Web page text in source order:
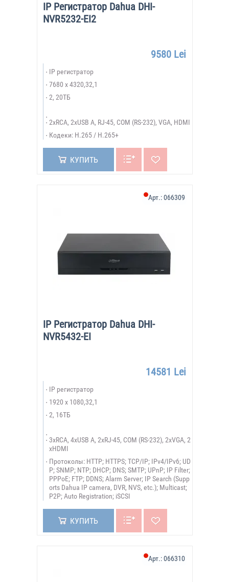
IP Регистратор Dahua DHI-
NVR5232-EI2
9580 Lei
IP регистратор
7680 x 4320,32,1
2, 20ТБ
2xRCA, 2xUSB A, RJ-45, COM (RS-232), VGA, HDMI
Кодеки: H.265 / H.265+
КУПИТЬ
IP Регистратор Dahua DHI-
NVR5432-EI
Арт.:066309
14581 Lei
IP регистратор
1920 х 1080,32,1
2, 16ТБ
3xRCA, 4xUSB A, 2xRJ-45, COM (RS-232), 2xVGA, 2
xHDMI
Протоколы: HTTP; HTTPS; TCP/IP; IPv4/IPv6; UD
P; SNMP; NTP; DHCP; DNS; SMTP; UPnP; IP Filter;
PPPoE; FTP; DDNS; Alarm Server; IP Search (Supp
orts Dahua IP camera, DVR, NVS, etc.); Multicast;
P2P; Auto Registration; iSCSI
КУПИТЬ
Арт.:066310